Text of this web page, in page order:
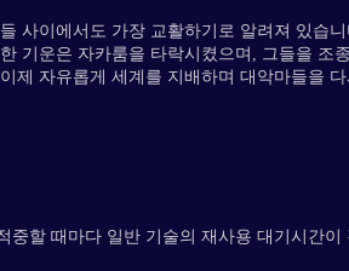
사이에서도 가장 교활하기로 알려져 있습
기운은 자카룸을 타락시켰으며, 그들을 조
제 자유롭게 세계를 지배하며 대악마들을
중할 때마다 일반 기술의 재사용 대기시간이